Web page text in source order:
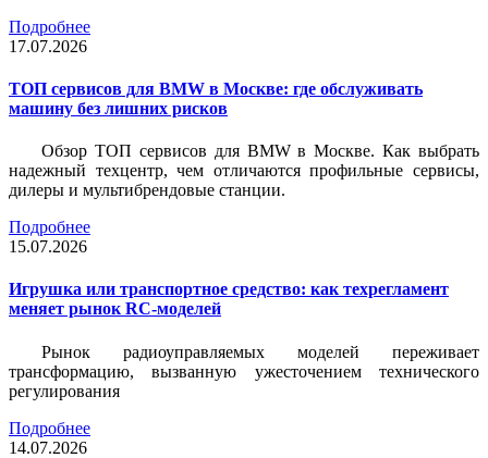
Подробнее
17.07.2026
ТОП сервисов для BMW в Москве: где обслуживать
машину без лишних рисков
Обзор ТОП сервисов для BMW в Москве. Как выбрать
надежный техцентр, чем отличаются профильные сервисы,
дилеры и мультибрендовые станции.
Подробнее
15.07.2026
Игрушка или транспортное средство: как техрегламент
меняет рынок RC-моделей
Рынок радиоуправляемых моделей переживает
трансформацию, вызванную ужесточением технического
регулирования
Подробнее
14.07.2026